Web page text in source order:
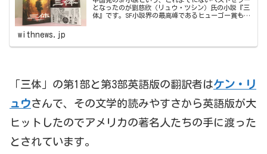
となったのが劉慈欣（リュウ・ツシン）氏の小説『三
体』です。SF小説界の最高峰であるヒューゴー賞も手
withnews.jp
「三体」の第1部と第3部英語版の翻訳者はケン・リ
ュウさんで、その文学的読みやすさから英語版が大
ヒットしたのでアメリカの著名人たちの手に渡った
とされています。